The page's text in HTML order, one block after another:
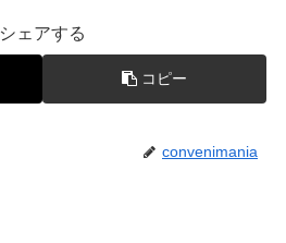
シェアする
コピー
convenimania